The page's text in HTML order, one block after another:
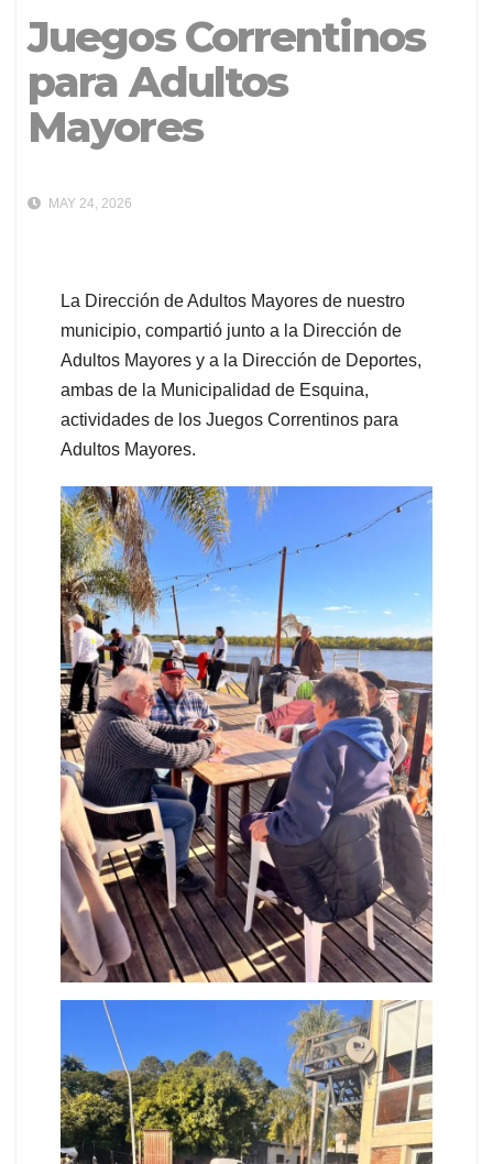
Juegos Correntinos
para Adultos
Mayores
MAY 24, 2026
La Dirección de Adultos Mayores de nuestro
municipio, compartió junto a la Dirección de
Adultos Mayores y a la Dirección de Deportes,
ambas de la Municipalidad de Esquina,
actividades de los Juegos Correntinos para
Adultos Mayores.